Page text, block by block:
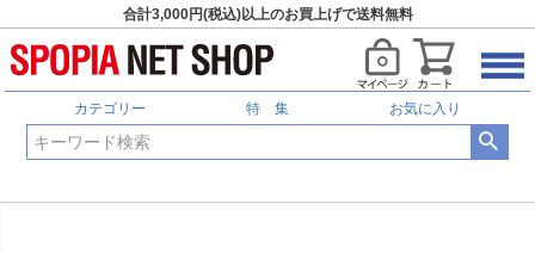
合計3,000円(税込)以上のお買上げで送料無料
カテゴリー 特 集 お気に入り